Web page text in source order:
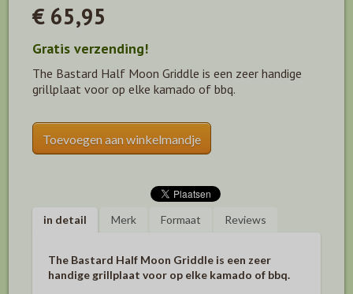
€ 65,95
Gratis verzending!
The Bastard Half Moon Griddle is een zeer handige
grillplaat voor op elke kamado of bbq.
Toevoegen aan winkelmandje
in detail Merk Formaat Reviews
The Bastard Half Moon Griddle is een zeer
handige grillplaat voor op elke kamado of bbq.